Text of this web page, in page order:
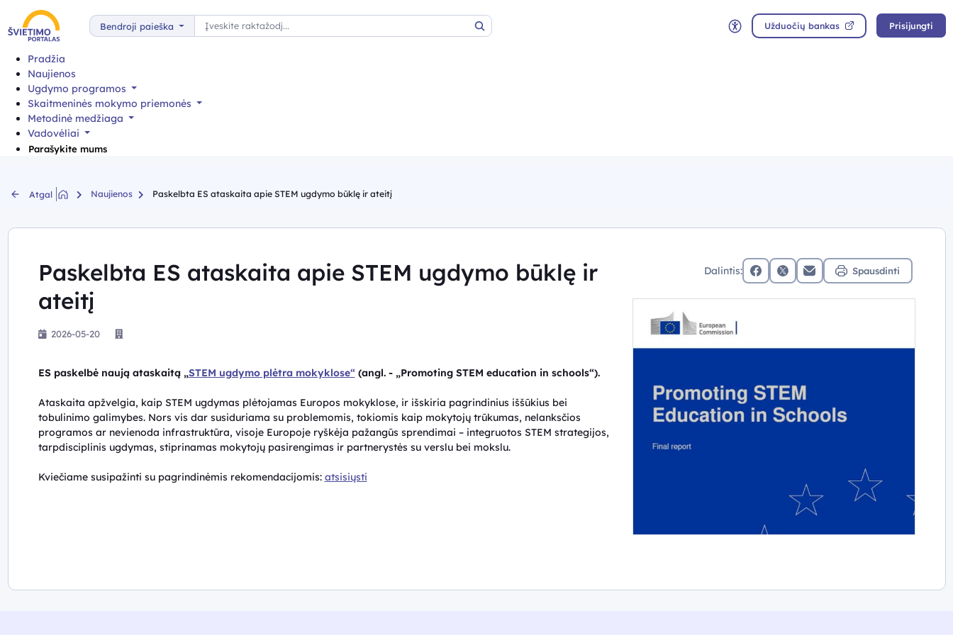
Bendroji paieška
Paieška
Paieška
Neįgaliųjų rėžimas
Užduočių bankas Prisijungti
Pradžia
Naujienos
Ugdymo programos
Skaitmeninės mokymo priemonės
Metodinė medžiaga
Vadovėliai
Parašykite mums
Atgal Naujienos Paskelbta ES ataskaita apie STEM ugdymo būklę ir ateitį
Paskelbta ES ataskaita apie STEM ugdymo būklę ir
ateitį
2026-05-20
ES paskelbė naują ataskaitą „STEM ugdymo plėtra mokyklose“ (angl. - „Promoting STEM education in schools“).
Ataskaita apžvelgia, kaip STEM ugdymas plėtojamas Europos mokyklose, ir išskiria pagrindinius iššūkius bei
tobulinimo galimybes. Nors vis dar susiduriama su problemomis, tokiomis kaip mokytojų trūkumas, nelanksčios
programos ar nevienoda infrastruktūra, visoje Europoje ryškėja pažangūs sprendimai – integruotos STEM strategijos,
tarpdisciplinis ugdymas, stiprinamas mokytojų pasirengimas ir partnerystės su verslu bei mokslu.
Kviečiame susipažinti su pagrindinėmis rekomendacijomis: atsisiųsti
Dalintis:
facebookx (twitter)Elektroninis paštas
Spausdinti